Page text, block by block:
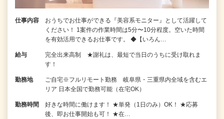
仕事内容
おうちでお仕事ができる『美容系モニター』として活躍して
ください！ 1案件の作業時間は5分〜10分程度。空いた時間
を有効活用できるお仕事です。 ◆【いろん…
給与
完全出来高制 ★謝礼は、最短で当日のうちに受け取れま
す！
勤務地
ご自宅※フルリモート勤務 岐阜県・三重県内全域を含むエ
リア 日本全国で勤務可能（在宅OK）
勤務時間
好きな時間に働けます！ ★単発（1日のみ）OK！ ★応募
後、即お仕事開始も可！ ★在…